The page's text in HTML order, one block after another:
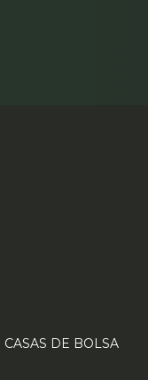
CASAS DE BOLSA